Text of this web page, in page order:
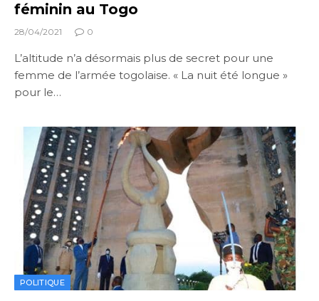
féminin au Togo
28/04/2021 0
L’altitude n’a désormais plus de secret pour une
femme de l’armée togolaise. « La nuit été longue »
pour le…
POLITIQUE